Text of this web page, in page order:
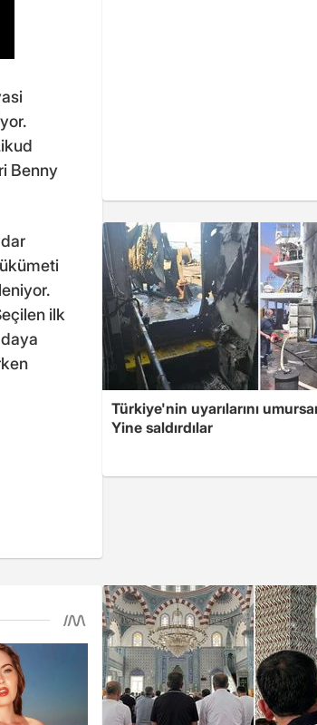
Benny
ilk
Türkiye'nin uyarılarını
Yine saldırdılar